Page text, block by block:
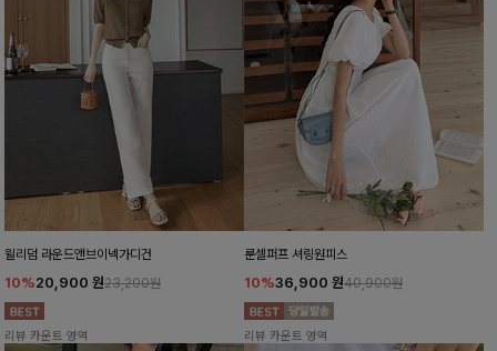
윌리덤 라운드앤브이넥가디건
10%20,900 원23,200원
리뷰 카운트 영역
룬셀퍼프 셔링원피스
10%36,900 원40,900원
리뷰 카운트 영역